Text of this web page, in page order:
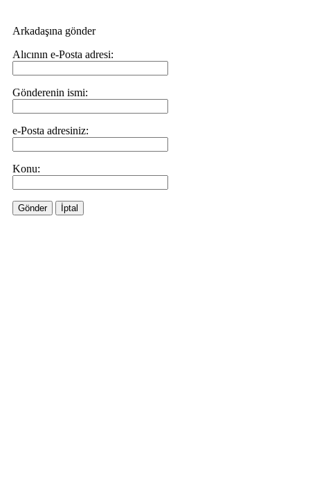
Arkadaşına gönder
Alıcının e-Posta adresi:
Gönderenin ismi:
e-Posta adresiniz:
Konu:
Gönder İptal